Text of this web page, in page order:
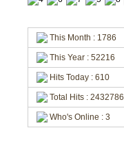
This Month : 1786
This Year : 52216
Hits Today : 610
Total Hits : 2432786
Who's Online : 3